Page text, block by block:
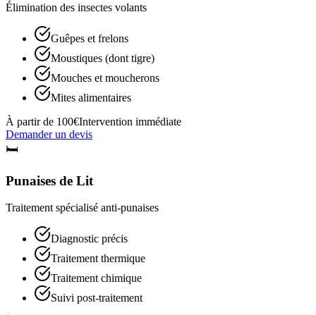
Élimination des insectes volants
Guêpes et frelons
Moustiques (dont tigre)
Mouches et moucherons
Mites alimentaires
À partir de 100€Intervention immédiate
Demander un devis
🛏️
Punaises de Lit
Traitement spécialisé anti-punaises
Diagnostic précis
Traitement thermique
Traitement chimique
Suivi post-traitement